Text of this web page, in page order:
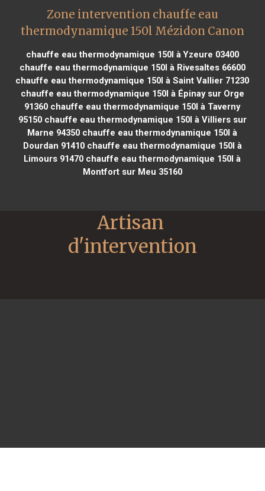
Zone intervention chauffe eau
thermodynamique 150l Mézidon Canon
chauffe eau thermodynamique 150l à Yzeure 03400
chauffe eau thermodynamique 150l à Rivesaltes 66600
chauffe eau thermodynamique 150l à Saint Vallier 71230
chauffe eau thermodynamique 150l à Épinay sur Orge
91360 chauffe eau thermodynamique 150l à Taverny
95150chauffe eau thermodynamique 150l à Villiers sur
Marne 94350 chauffe eau thermodynamique 150l à
Dourdan 91410chauffe eau thermodynamique 150l à
Limours 91470 chauffe eau thermodynamique 150l à
Montfort sur Meu 35160
Artisan
d'intervention